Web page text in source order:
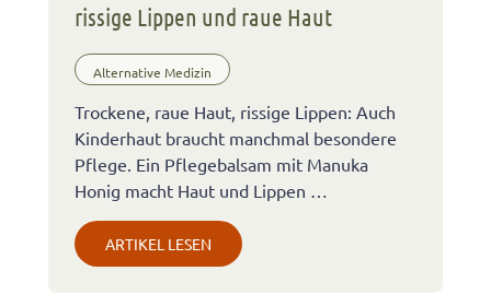
rissige Lippen und raue Haut
Alternative Medizin
Trockene, raue Haut, rissige Lippen: Auch
Kinderhaut braucht manchmal besondere
Pflege. Ein Pflegebalsam mit Manuka
Honig macht Haut und Lippen …
ARTIKEL LESEN